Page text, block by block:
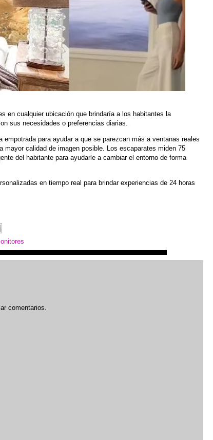
en cualquier ubicación que brindaría a los habitantes la
sus necesidades o preferencias diarias.
empotrada para ayudar a que se parezcan más a ventanas reales
calidad de imagen posible. Los escaparates miden 75
del habitante para ayudarle a cambiar el entorno de forma
en tiempo real para brindar experiencias de 24 horas
comentarios.